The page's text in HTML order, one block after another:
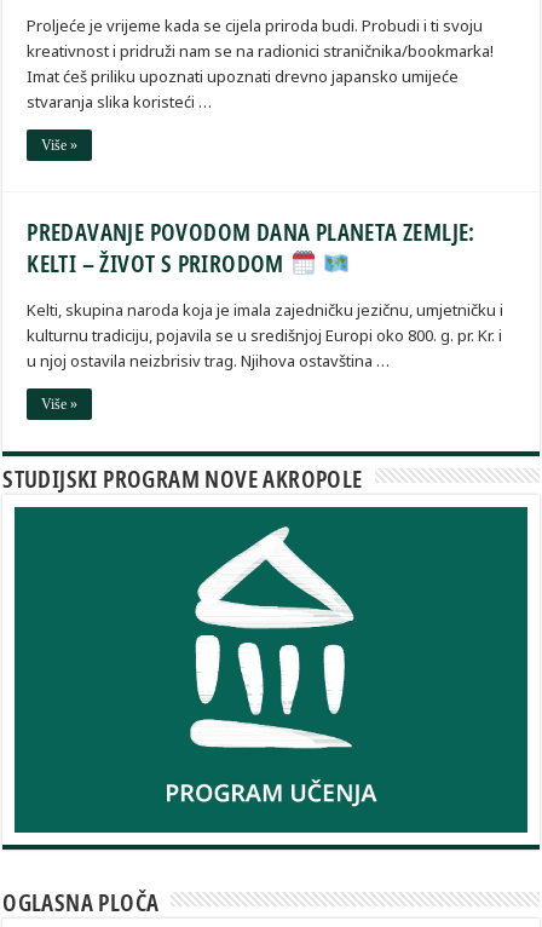
Proljeće je vrijeme kada se cijela priroda budi. Probudi i ti svoju
kreativnost i pridruži nam se na radionici straničnika/bookmarka!
Imat ćeš priliku upoznati upoznati drevno japansko umijeće
stvaranja slika koristeći …
Više »
PREDAVANJE POVODOM DANA PLANETA ZEMLJE:
KELTI – ŽIVOT S PRIRODOM
Kelti, skupina naroda koja je imala zajedničku jezičnu, umjetničku i
kulturnu tradiciju, pojavila se u središnjoj Europi oko 800. g. pr. Kr. i
u njoj ostavila neizbrisiv trag. Njihova ostavština …
Više »
STUDIJSKI PROGRAM NOVE AKROPOLE
OGLASNA PLOČA